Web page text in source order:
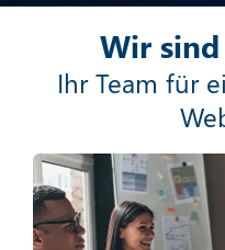
Wir
Ihr Team für